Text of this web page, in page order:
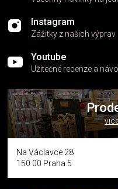
Instagram
Zážitky z našich výprav
Youtube
Užitečné recenze a
Na Václavce 28
150 00 Praha 5